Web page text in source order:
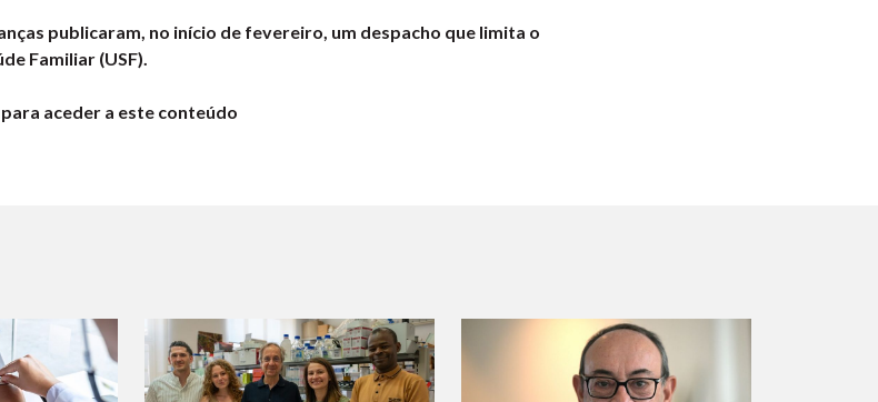
publicaram, no início de fevereiro, um despacho que limita o
Familiar (USF).
para aceder a este conteúdo